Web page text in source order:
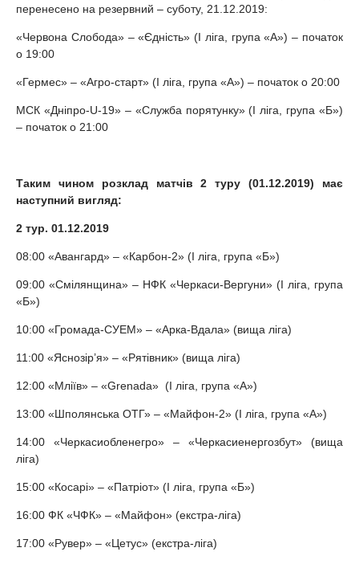
перенесено на резервний – суботу, 21.12.2019:
«Червона Слобода» – «Єдність» (I ліга, група «А») – початок
о 19:00
«Гермес» – «Агро-старт» (I ліга, група «А») – початок о 20:00
МСК «Дніпро-U-19» – «Служба порятунку» (I ліга, група «Б»)
– початок о 21:00
Таким чином розклад матчів 2 туру (01.12.2019) має
наступний вигляд:
2 тур. 01.12.2019
08:00 «Авангард» – «Карбон-2» (I ліга, група «Б»)
09:00 «Смілянщина» – НФК «Черкаси-Вергуни» (I ліга, група
«Б»)
10:00 «Громада-СУЕМ» – «Арка-Вдала» (вища ліга)
11:00 «Яснозір’я» – «Рятівник» (вища ліга)
12:00 «Мліїв» – «Grenada» (I ліга, група «А»)
13:00 «Шполянська ОТГ» – «Майфон-2» (I ліга, група «А»)
14:00 «Черкасиобленегро» – «Черкасиенергозбут» (вища
ліга)
15:00 «Косарі» – «Патріот» (I ліга, група «Б»)
16:00 ФК «ЧФК» – «Майфон» (екстра-ліга)
17:00 «Рувер» – «Цетус» (екстра-ліга)